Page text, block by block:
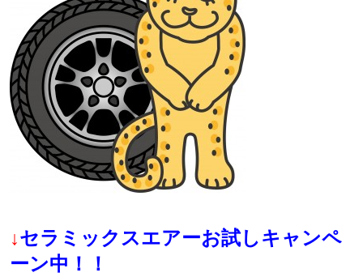
↓セラミックスエアーお試しキャンペ
ーン中！！